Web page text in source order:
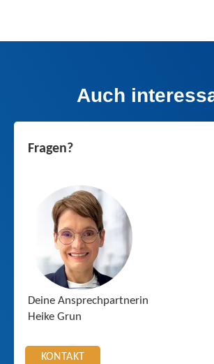
Auch
Fragen?
Deine Ansprechpartnerin
Heike Grun
KONTAKT